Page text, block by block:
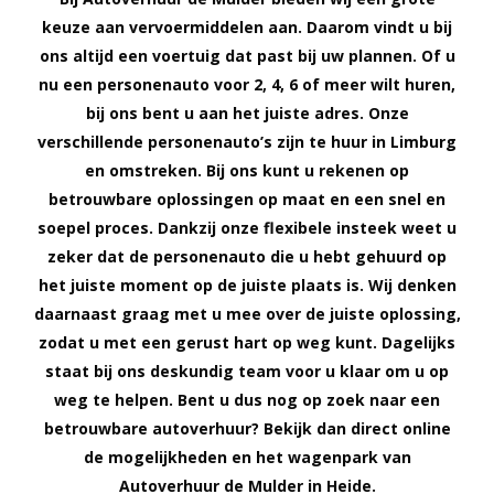
keuze aan vervoermiddelen aan. Daarom vindt u bij
ons altijd een voertuig dat past bij uw plannen. Of u
nu een personenauto voor 2, 4, 6 of meer wilt huren,
bij ons bent u aan het juiste adres. Onze
verschillende personenauto’s zijn te huur in Limburg
en omstreken. Bij ons kunt u rekenen op
betrouwbare oplossingen op maat en een snel en
soepel proces. Dankzij onze flexibele insteek weet u
zeker dat de personenauto die u hebt gehuurd op
het juiste moment op de juiste plaats is. Wij denken
daarnaast graag met u mee over de juiste oplossing,
zodat u met een gerust hart op weg kunt. Dagelijks
staat bij ons deskundig team voor u klaar om u op
weg te helpen. Bent u dus nog op zoek naar een
betrouwbare autoverhuur? Bekijk dan direct online
de mogelijkheden en het wagenpark van
Autoverhuur de Mulder in Heide.